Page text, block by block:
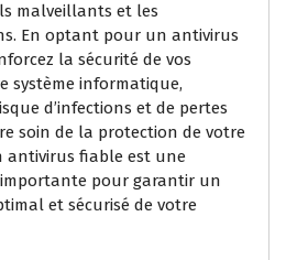
malveillants et les
En optant pour un antivirus
la sécurité de vos
système informatique,
d’infections et de pertes
soin de la protection de votre
antivirus fiable est une
pour garantir un
et sécurisé de votre